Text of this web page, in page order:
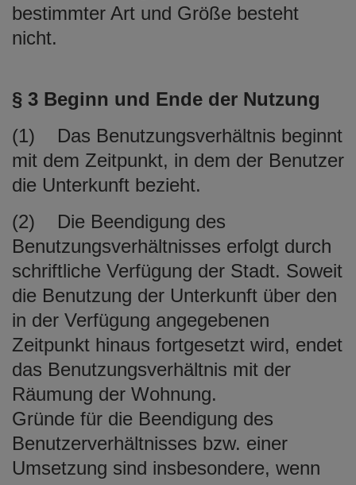
bestimmter Art und Größe besteht
nicht.
§ 3 Beginn und Ende der Nutzung
(1) Das Benutzungsverhältnis beginnt
mit dem Zeitpunkt, in dem der Benutzer
die Unterkunft bezieht.
(2) Die Beendigung des
Benutzungsverhältnisses erfolgt durch
schriftliche Verfügung der Stadt. Soweit
die Benutzung der Unterkunft über den
in der Verfügung angegebenen
Zeitpunkt hinaus fortgesetzt wird, endet
das Benutzungsverhältnis mit der
Räumung der Wohnung.
Gründe für die Beendigung des
Benutzerverhältnisses bzw. einer
Umsetzung sind insbesondere, wenn